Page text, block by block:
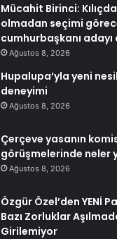
Mücahit Birinci:
olmadan seçimi
cumhurbaşkanı adayı
Ağustos 8, 2026
Hupalupa’yla yeni
deneyimi
Ağustos 8, 2026
Çerçeve yasanın
görüşmelerinde neler
Ağustos 8, 2026
Özgür Özel’den YENİ
Bazı Zorluklar
Girilemiyor